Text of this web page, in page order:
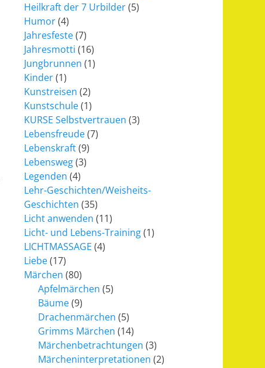
Heilkraft der 7 Urbilder(5)
Humor(4)
Jahresfeste(7)
Jahresmotti (16)
Jungbrunnen (1)
Kinder(1)
Kunstreisen (2)
Kunstschule(1)
KURSE Selbstvertrauen (3)
Lebensfreude(7)
Lebenskraft(9)
Lebensweg(3)
Legenden (4)
Lehr-Geschichten/Weisheits-
Geschichten (35)
Licht anwenden (11)
Licht- und Lebens-Training(1)
LICHTMASSAGE (4)
Liebe(17)
Märchen (80)
Apfelmärchen (5)
Bäume(9)
Drachenmärchen (5)
Grimms Märchen (14)
Märchenbetrachtungen (3)
Märcheninterpretationen (2)